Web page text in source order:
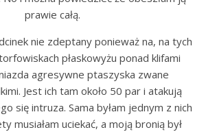
prawie całą.
nie zdeptany ponieważ na, na tych
płaskowyżu ponad klifami
agresywne ptaszyska zwane
Jest ich tam około 50 par i atakują
się intruza. Sama byłam jednym z nich
musiałam uciekać, a moją bronią był